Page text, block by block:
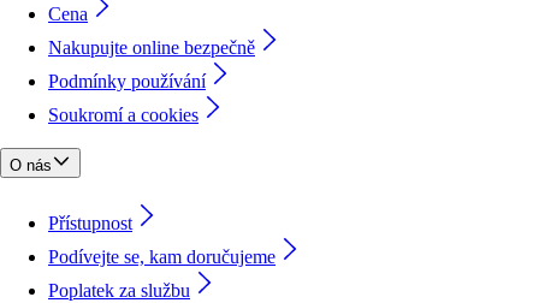
Cena
Nakupujte online bezpečně
Podmínky používání
Soukromí a cookies
O nás
Přístupnost
Podívejte se, kam doručujeme
Poplatek za službu